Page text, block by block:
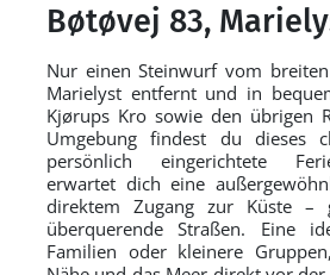
Bøtøvej 83,
Nur einen Steinwurf vom
Marielyst entfernt und in
Kjørups Kro sowie den übrigen
Umgebung findest du dieses
persönlich eingerichtete
erwartet dich eine
direktem Zugang zur Küste –
überquerende Straßen. Eine
Familien oder kleinere